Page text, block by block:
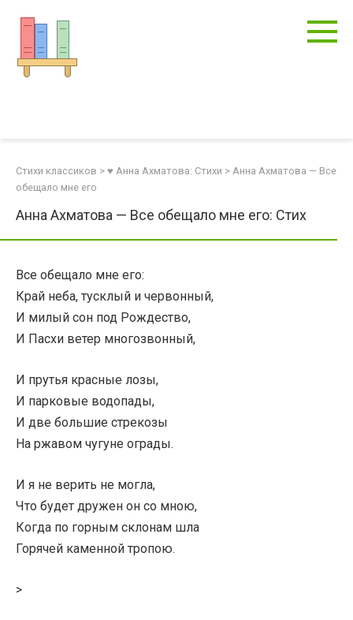
контенту
Стихи классиков > ♥ Анна Ахматова: Стихи > Анна Ахматова — Все
обещало мне его
Анна Ахматова — Все обещало мне его: Стих
Все обещало мне его:
Край неба, тусклый и червонный,
И милый сон под Рождество,
И Пасхи ветер многозвонный,
И прутья красные лозы,
И парковые водопады,
И две большие стрекозы
На ржавом чугуне ограды.
И я не верить не могла,
Что будет дружен он со мною,
Когда по горным склонам шла
Горячей каменной тропою.
>